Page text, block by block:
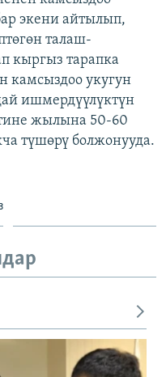
экени айтылып,
талаш-
кыргыз тарапка
камсыздоо укугун
ишмердүүлүктүн
жылына 50-60
түшөрү болжонууда.